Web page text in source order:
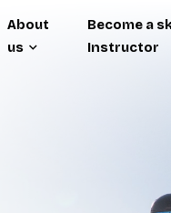
About
us
Become a
Instructor